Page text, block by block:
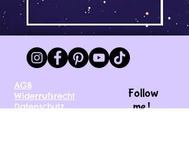
AGB
Widerrufsrecht
Datenschutz
Follow
me !